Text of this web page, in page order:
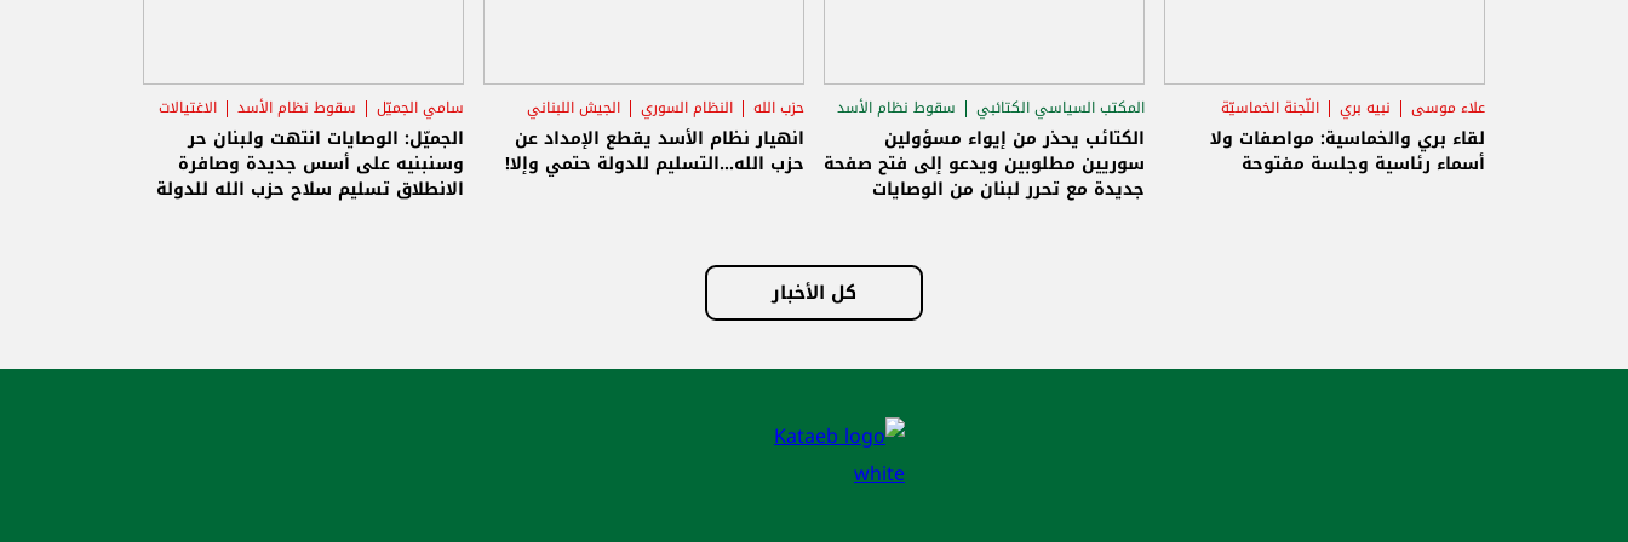
علاء موسى نبيه بري اللّجنة الخماسيّة
لقاء بري والخماسية: مواصفات ولا
أسماء رئاسية وجلسة مفتوحة
المكتب السياسي الكتائبي
سقوط نظام الأسد
الاستحقاق الرئاسي
الكتائب يحذر من إيواء مسؤولين
سوريين مطلوبين ويدعو إلى فتح صفحة
جديدة مع تحرر لبنان من الوصايات
حزب الله النظام السوري الجيش اللبناني
انهيار نظام الأسد يقطع الإمداد عن
حزب الله...التسليم للدولة حتمي وإلا!
سامي الجميّل سقوط نظام الأسد الاغتيالات
الجميّل: الوصايات انتهت ولبنان حر
وسنبنيه على أسس جديدة وصافرة
الانطلاق تسليم سلاح حزب الله للدولة
كل الأخبار